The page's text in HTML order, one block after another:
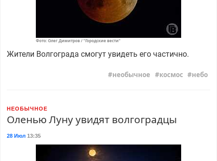
Фото: Олег Димитров / "Городские вести"
Жители Волгограда смогут увидеть его частично.
необычное космос небо
НЕОБЫЧНОЕ
Оленью Луну увидят волгоградцы
28 Июл13:35